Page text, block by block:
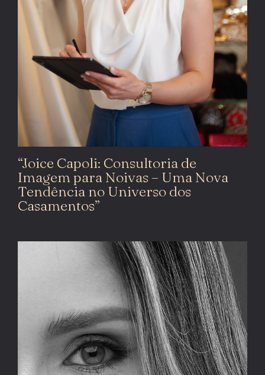
“Joice Capoli: Consultoria de
Imagem para Noivas – Uma Nova
Tendência no Universo dos
Casamentos”